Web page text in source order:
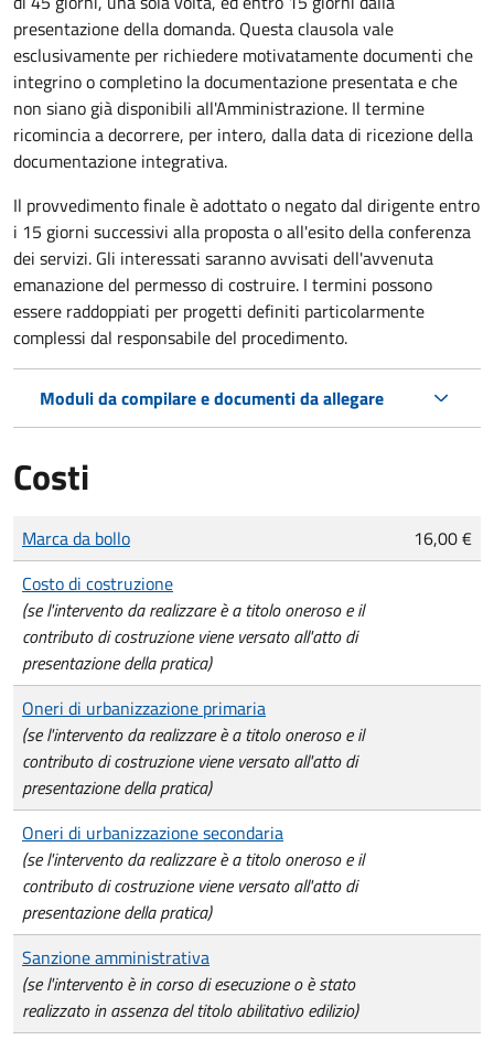
presentazione della domanda. Questa clausola vale
esclusivamente per richiedere motivatamente documenti che
integrino o completino la documentazione presentata e che
non siano già disponibili all'Amministrazione. Il termine
ricomincia a decorrere, per intero, dalla data di ricezione della
documentazione integrativa.
Il provvedimento finale è adottato o negato dal dirigente entro
i 15 giorni successivi alla proposta o all'esito della conferenza
dei servizi. Gli interessati saranno avvisati dell'avvenuta
emanazione del permesso di costruire. I termini possono
essere raddoppiati per progetti definiti particolarmente
complessi dal responsabile del procedimento.
Moduli da compilare e documenti da allegare
Costi
Tipo di pagamento
Importo
Marca da bollo
16,00 €
Costo di costruzione
(se l'intervento da realizzare è a titolo oneroso e il
contributo di costruzione viene versato all'atto di
presentazione della pratica)
Oneri di urbanizzazione primaria
(se l'intervento da realizzare è a titolo oneroso e il
contributo di costruzione viene versato all'atto di
presentazione della pratica)
Oneri di urbanizzazione secondaria
(se l'intervento da realizzare è a titolo oneroso e il
contributo di costruzione viene versato all'atto di
presentazione della pratica)
Sanzione amministrativa
(se l'intervento è in corso di esecuzione o è stato
realizzato in assenza del titolo abilitativo edilizio)